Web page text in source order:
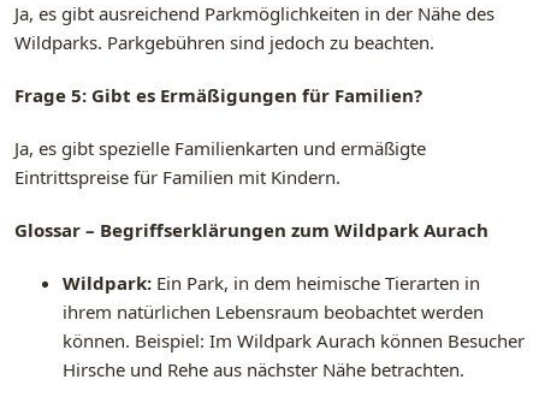
Ja, es gibt ausreichend Parkmöglichkeiten in der Nähe des
Wildparks. Parkgebühren sind jedoch zu beachten.
Frage 5: Gibt es Ermäßigungen für Familien?
Ja, es gibt spezielle Familienkarten und ermäßigte
Eintrittspreise für Familien mit Kindern.
Glossar – Begriffserklärungen zum Wildpark Aurach
Wildpark: Ein Park, in dem heimische Tierarten in
ihrem natürlichen Lebensraum beobachtet werden
können. Beispiel: Im Wildpark Aurach können Besucher
Hirsche und Rehe aus nächster Nähe betrachten.